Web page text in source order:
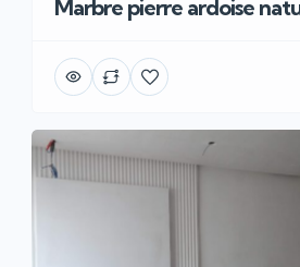
Marbre pierre ardoise